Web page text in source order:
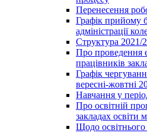
Перенесення
Графік прийому
адміністрації
Структура 2021/
Про проведення
працівників
Графік
вересні-жовтні
Навчання у
Про освітній
закладах освіти
Щодо